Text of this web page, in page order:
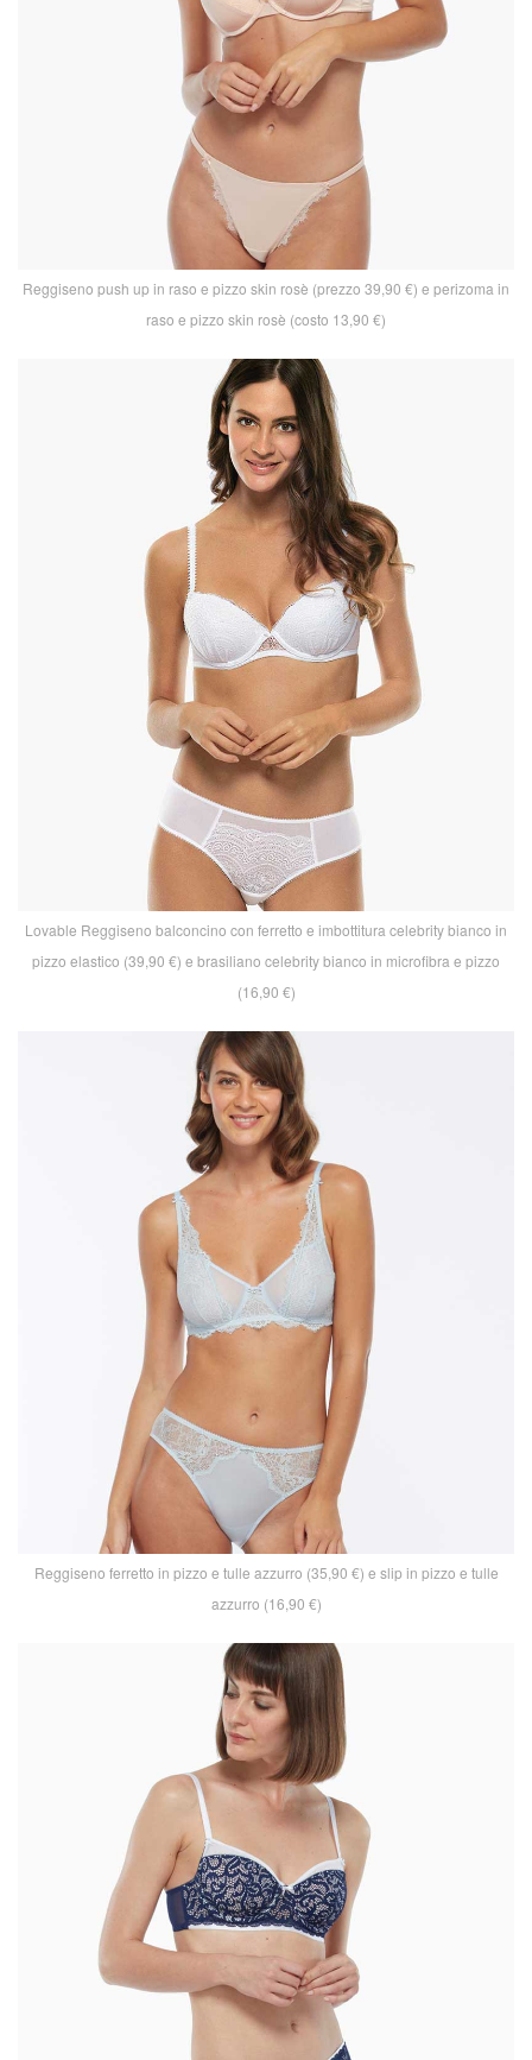
Reggiseno push up in raso e pizzo skin rosè (prezzo 39,90 €) e perizoma in
raso e pizzo skin rosè (costo 13,90 €)
Lovable Reggiseno balconcino con ferretto e imbottitura celebrity bianco in
pizzo elastico (39,90 €) e brasiliano celebrity bianco in microfibra e pizzo
(16,90 €)
Reggiseno ferretto in pizzo e tulle azzurro (35,90 €) e slip in pizzo e tulle
azzurro (16,90 €)